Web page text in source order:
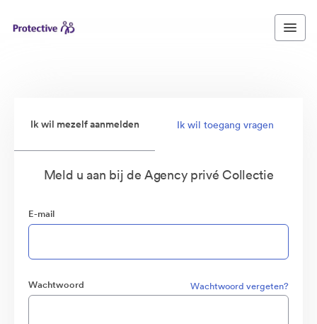
Ik wil mezelf aanmelden Ik wil toegang vragen
Meld u aan bij de Agency privé Collectie
E-mail
Wachtwoord Wachtwoord vergeten?